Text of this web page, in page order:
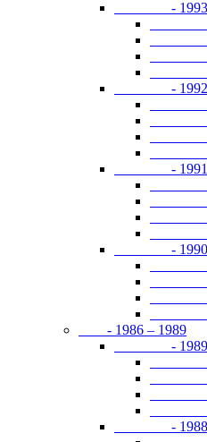
- 1993
-
-
-
-
- 1992
-
-
-
-
- 1991
-
-
-
-
- 1990
-
-
-
-
- 1986 – 1989
- 1989
-
-
-
-
- 1988